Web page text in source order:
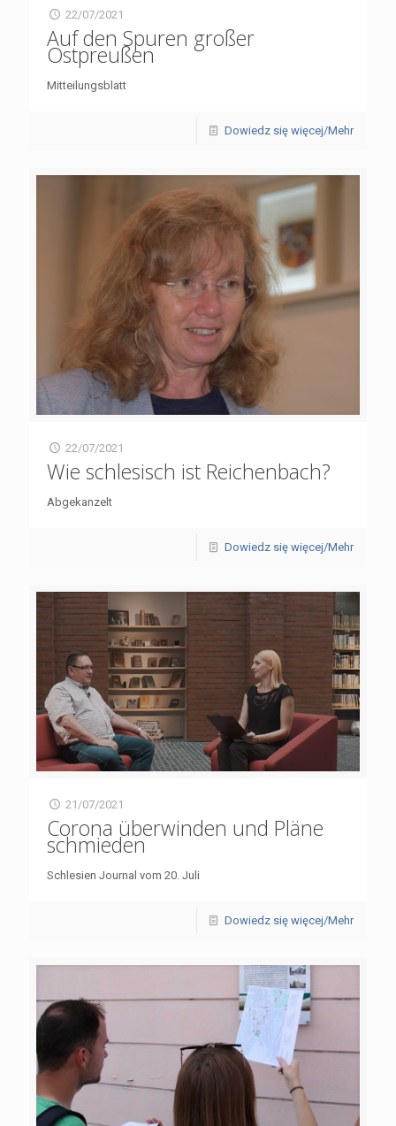
22/07/2021
Auf den Spuren großer
Ostpreußen
Mitteilungsblatt
Dowiedz się więcej/Mehr
22/07/2021
Wie schlesisch ist Reichenbach?
Abgekanzelt
Dowiedz się więcej/Mehr
21/07/2021
Corona überwinden und Pläne
schmieden
Schlesien Journal vom 20. Juli
Dowiedz się więcej/Mehr